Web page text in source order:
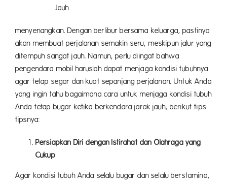
Jauh
menyenangkan. Dengan berlibur bersama keluarga, pastinya
akan membuat perjalanan semakin seru, meskipun jalur yang
ditempuh sangat jauh. Namun, perlu diingat bahwa
pengendara mobil haruslah dapat menjaga kondisi tubuhnya
agar tetap segar dan kuat sepanjang perjalanan. Untuk Anda
yang ingin tahu bagaimana cara untuk menjaga kondisi tubuh
Anda tetap bugar ketika berkendara jarak jauh, berikut tips-
tipsnya:
Persiapkan Diri dengan Istirahat dan Olahraga yang
Cukup
Agar kondisi tubuh Anda selalu bugar dan selalu berstamina,